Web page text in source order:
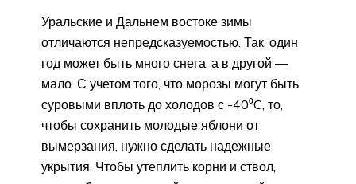
Уральские и Дальнем востоке зимы
отличаются непредсказуемостью. Так, один
год может быть много снега, а в другой —
мало. С учетом того, что морозы могут быть
суровыми вплоть до холодов с -40⁰C, то,
чтобы сохранить молодые яблони от
вымерзания, нужно сделать надежные
укрытия. Чтобы утеплить корни и ствол,